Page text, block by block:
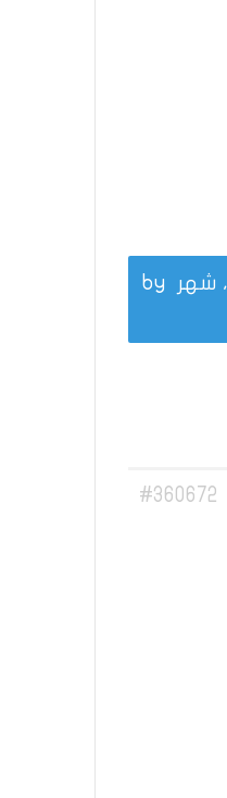
شهر
#360672